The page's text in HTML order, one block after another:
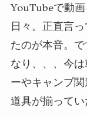
YouTubeで動
日々。正直言
たのが本音。
なり、、、今
ーやキャンプ
道具が揃ってい